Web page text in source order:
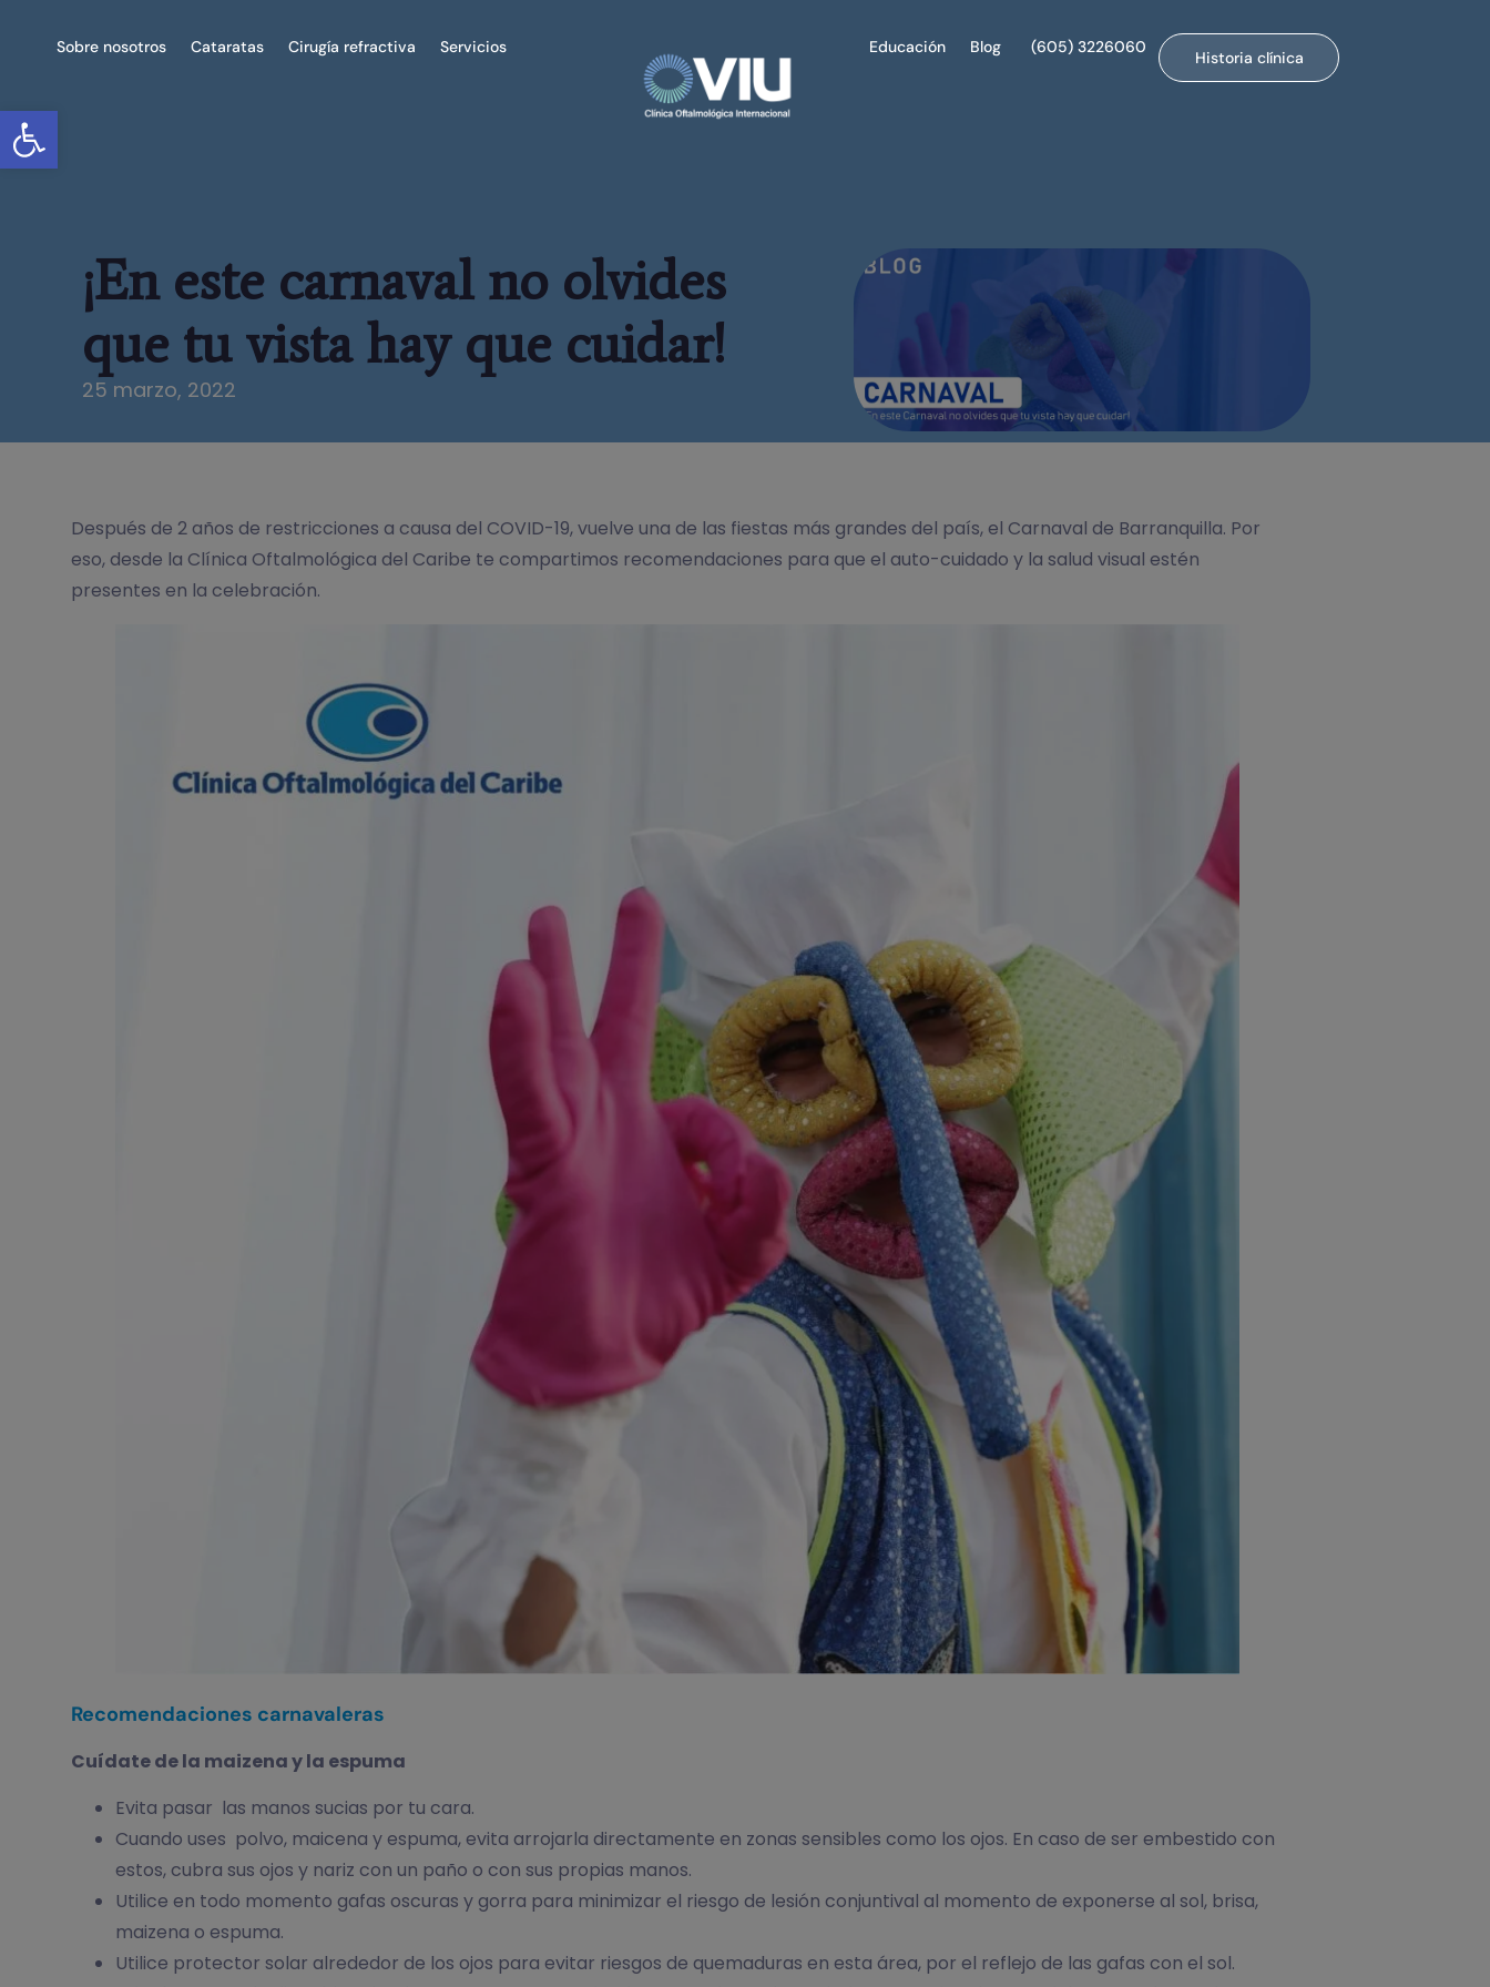
Abrir barra de herramientas
Sobre nosotros Cataratas Cirugía refractiva Servicios Educación Blog (605) 3226060
Historia clínica
¡En este carnaval no olvides
que tu vista hay que cuidar!
25 marzo, 2022
Después de 2 años de restricciones a causa del COVID-19, vuelve una de las fiestas más grandes del país, el Carnaval de Barranquilla. Por
eso, desde la Clínica Oftalmológica del Caribe te compartimos recomendaciones para que el auto-cuidado y la salud visual estén
presentes en la celebración.
Recomendaciones carnavaleras
Cuídate de la maizena y la espuma
Evita pasar las manos sucias por tu cara.
Cuando uses polvo, maicena y espuma, evita arrojarla directamente en zonas sensibles como los ojos. En caso de ser embestido con
estos, cubra sus ojos y nariz con un paño o con sus propias manos.
Utilice en todo momento gafas oscuras y gorra para minimizar el riesgo de lesión conjuntival al momento de exponerse al sol, brisa,
maizena o espuma.
Utilice protector solar alrededor de los ojos para evitar riesgos de quemaduras en esta área, por el reflejo de las gafas con el sol.